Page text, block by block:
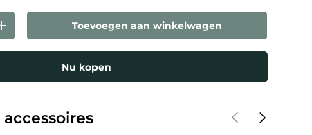
Verhoog de hoeveelheidToevoegen aan winkelwagen
Nu kopen
Vorige Volgende